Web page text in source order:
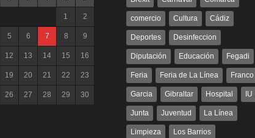
1 2
5 6 7 8 9
12 13 14 15 16
19 20 21 22 23
26 27 28 29 30
comercio Cultura Cádiz
Deportes Desinfeccion
Diputación Educación Fegadi
Feria Feria de La Línea Franco
Garcia Gibraltar Hospital IU
Junta Juventud La Línea
Limpieza Los Barrios